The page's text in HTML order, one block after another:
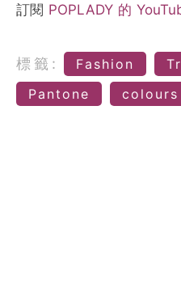
訂閱 POPLADY 的
標籤: Fashion
Pantone
colours